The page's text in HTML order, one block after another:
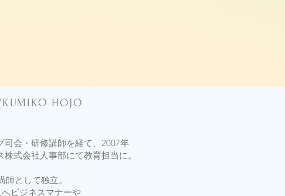
HOJO
会・研修講師を経て、2007年
式会社人事部にて教育担当に。
として独立。
ビジネスマナーや